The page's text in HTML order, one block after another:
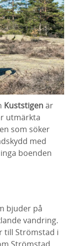
Kuststigenär
utmärkta
som söker
med
boenden
bjuder på
vandring.
till Strömstad i